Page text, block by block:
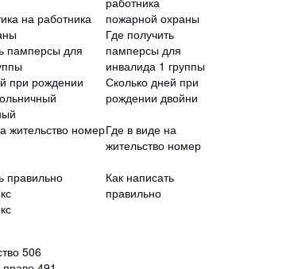
пожарной охраны
Где получить
памперсы для
инвалида 1 группы
Сколько дней при
рождении двойни
Где в виде на
жительство номер
Как написать
правильно
506